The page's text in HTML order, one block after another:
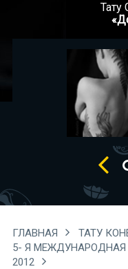
Тату
ГЛАВНАЯ
ТАТУ
5- Я
2012